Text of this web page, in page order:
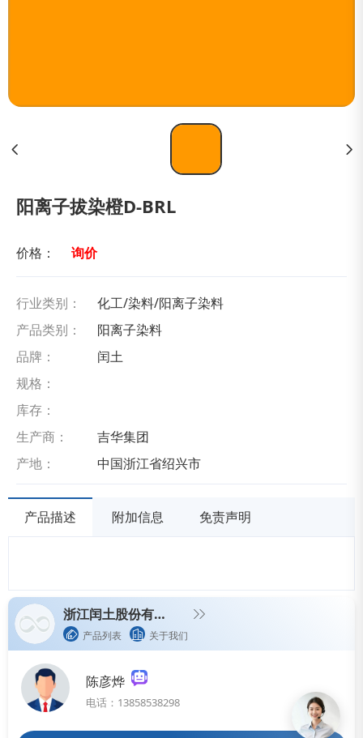
阳离子拔染橙D-BRL
价格： 询价
行业类别：
化工/染料/阳离子染料
产品类别：
阳离子染料
品牌：
闰土
规格：
库存：
生产商：
吉华集团
产地：
中国浙江省绍兴市
产品描述 附加信息 免责声明
浙江闰土股份有限公司
产品列表 关于我们
陈彦烨
电话：13858538298